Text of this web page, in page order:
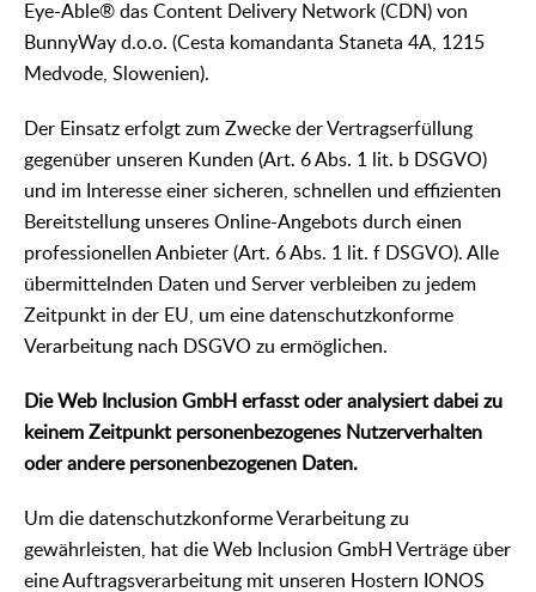
Eye-Able® das Content Delivery Network (CDN) von
BunnyWay d.o.o. (Cesta komandanta Staneta 4A, 1215
Medvode, Slowenien).
Der Einsatz erfolgt zum Zwecke der Vertragserfüllung
gegenüber unseren Kunden (Art. 6 Abs. 1 lit. b DSGVO)
und im Interesse einer sicheren, schnellen und effizienten
Bereitstellung unseres Online-Angebots durch einen
professionellen Anbieter (Art. 6 Abs. 1 lit. f DSGVO). Alle
übermittelnden Daten und Server verbleiben zu jedem
Zeitpunkt in der EU, um eine datenschutzkonforme
Verarbeitung nach DSGVO zu ermöglichen.
Die Web Inclusion GmbH erfasst oder analysiert dabei zu
keinem Zeitpunkt personenbezogenes Nutzerverhalten
oder andere personenbezogenen Daten.
Um die datenschutzkonforme Verarbeitung zu
gewährleisten, hat die Web Inclusion GmbH Verträge über
eine Auftragsverarbeitung mit unseren Hostern IONOS